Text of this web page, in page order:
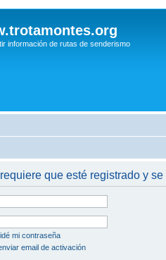
información de rutas de senderismo
que esté registrado y
mi contraseña
email de activación